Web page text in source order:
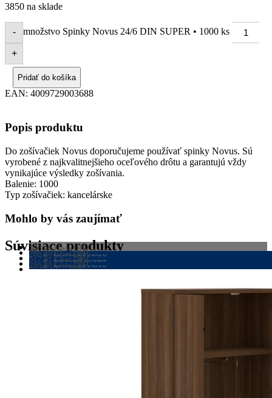
3850 na sklade
- množstvo Spinky Novus 24/6 DIN SUPER • 1000 ks
+
Pridať do košíka
EAN: 4009729003688
Popis produktu
Do zošívačiek Novus doporučujeme používať spinky Novus. Sú
vyrobené z najkvalitnejšieho oceľového drôtu a garantujú vždy
vynikajúce výsledky zošívania.
Balenie: 1000
Typ zošívačiek: kancelárske
Mohlo by vás zaujímať
Súvisiace produkty
PRACOVNÉ STOLY
286,90€bez DPH
352,89€s DPH
PRACOVNÉ STOLY
286,90€bez DPH
352,89€s DPH
POLICOVÉ SKRINE
517,81€bez DPH
636,91€s DPH
PRACOVNÉ STOLY
286,90€bez DPH
72,77€bez DPH